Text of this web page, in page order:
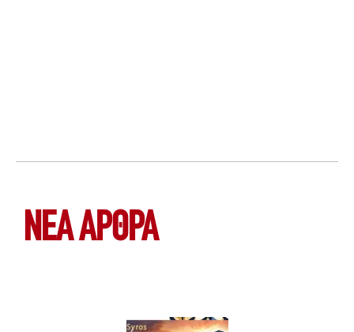
ΝΕΑ ΆΡΘΡΑ